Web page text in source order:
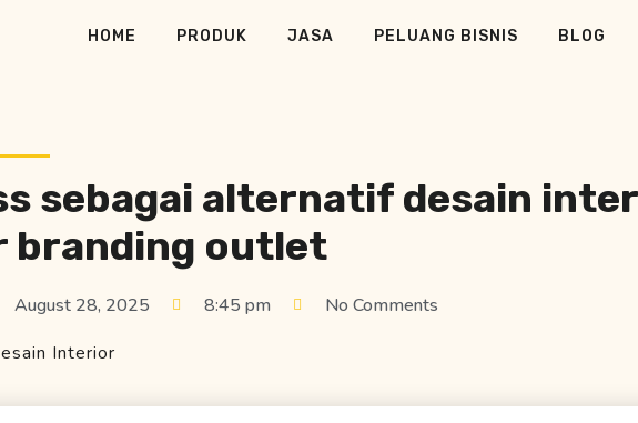
HOME PRODUK JASA PELUANG BISNIS BLOG
sebagai alternatif desain
branding outlet
August 28, 2025 8:45 pm
No Comments
Interior